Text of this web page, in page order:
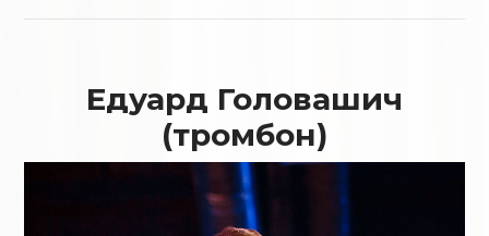
Едуард Головашич
(тромбон)